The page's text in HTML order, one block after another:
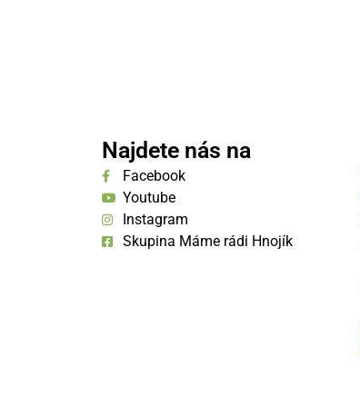
Najdete nás na
Facebook
Youtube
Instagram
Skupina Máme rádi Hnojík